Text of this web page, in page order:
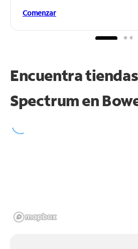
Comenzar
Encuentra
Spectrum en